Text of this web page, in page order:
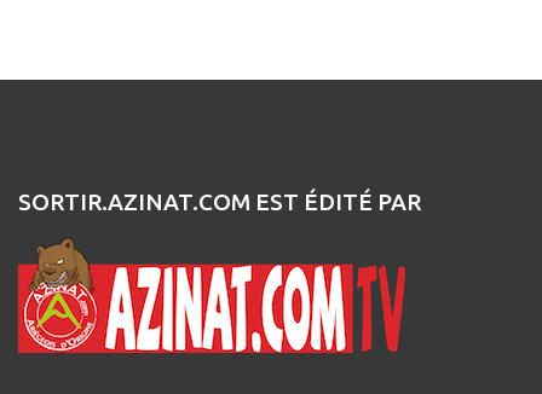
SORTIR.AZINAT.COM EST ÉDITÉ PAR